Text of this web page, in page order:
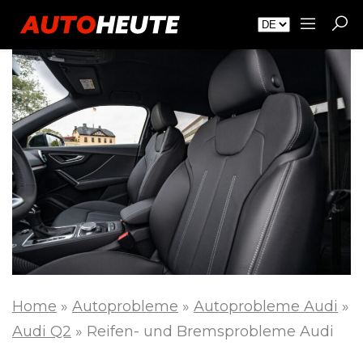
Home » Autoprobleme » Autoprobleme Audi »
Audi Q2 » Reifen- und Bremsprobleme Audi